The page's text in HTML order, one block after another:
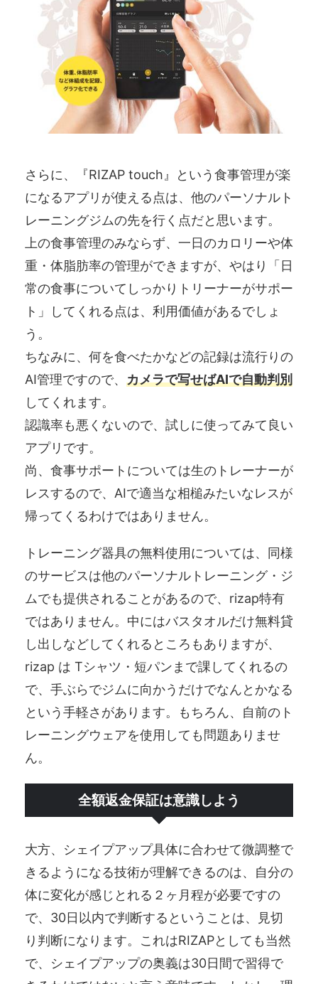
さらに、『RIZAP touch』という食事管理が楽
になるアプリが使える点は、他のパーソナルト
レーニングジムの先を行く点だと思います。
上の食事管理のみならず、一日のカロリーや体
重・体脂肪率の管理ができますが、やはり「日
常の食事についてしっかりトリーナーがサポー
ト」してくれる点は、利用価値があるでしょ
う。
ちなみに、何を食べたかなどの記録は流行りの
AI管理ですので、 カメラで写せばAIで自動判別
してくれます。
認識率も悪くないので、試しに使ってみて良い
アプリです。
尚、食事サポートについては生のトレーナーが
レスするので、AIで適当な相槌みたいなレスが
帰ってくるわけではありません。
トレーニング器具の無料使用については、同様
のサービスは他のパーソナルトレーニング・ジ
ムでも提供されることがあるので、rizap特有
ではありません。中にはバスタオルだけ無料貸
し出しなどしてくれるところもありますが、
rizap は Tシャツ・短パンまで課してくれるの
で、手ぶらでジムに向かうだけでなんとかなる
という手軽さがあります。もちろん、自前のト
レーニングウェアを使用しても問題ありませ
ん。
全額返金保証は意識しよう
大方、シェイプアップ具体に合わせて微調整で
きるようになる技術が理解できるのは、自分の
体に変化が感じとれる２ヶ月程が必要ですの
で、30日以内で判断するということは、見切
り判断になります。これはRIZAPとしても当然
で、シェイプアップの奥義は30日間で習得で